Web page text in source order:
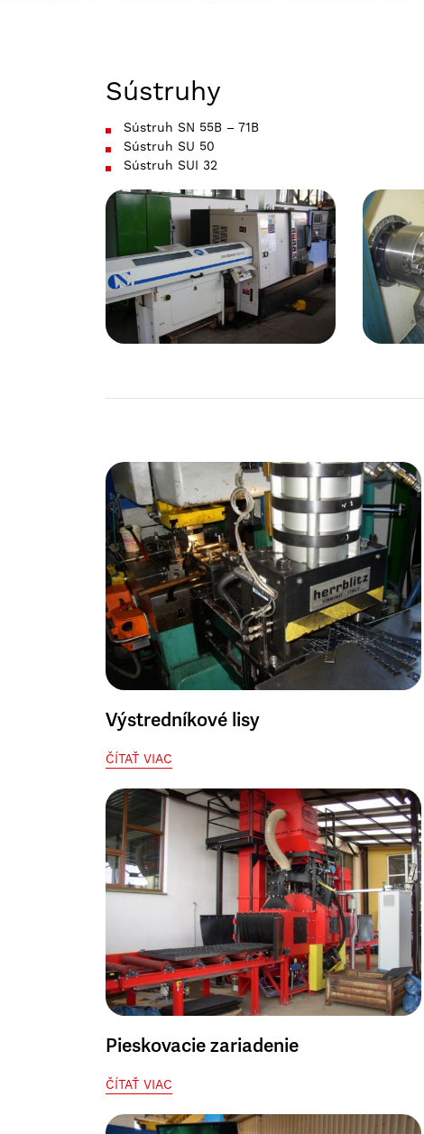
Sústruhy
Sústruh SN 55B – 71B
Sústruh SU 50
Sústruh SUI 32
Výstredníkové lisy
ČÍTAŤ VIAC
Pieskovacie zariadenie
ČÍTAŤ VIAC